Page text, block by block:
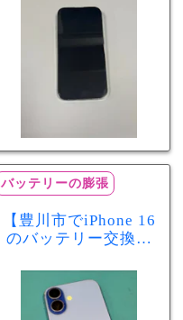
で復旧するケースも
あります！
バッテリーの膨張
【豊川市でiPhone 16
のバッテリー交換な
少し膨張したバッテ
リーも当日90分で安
心修理！